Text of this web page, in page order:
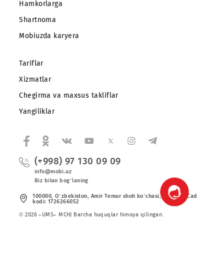
Abonentlarga
Korporativ abonentlarga
Shartnoma
Mobiuzda karyera
Tariflar
Xizmatlar
Chegirma va maxsus takliflar
Yangiliklar